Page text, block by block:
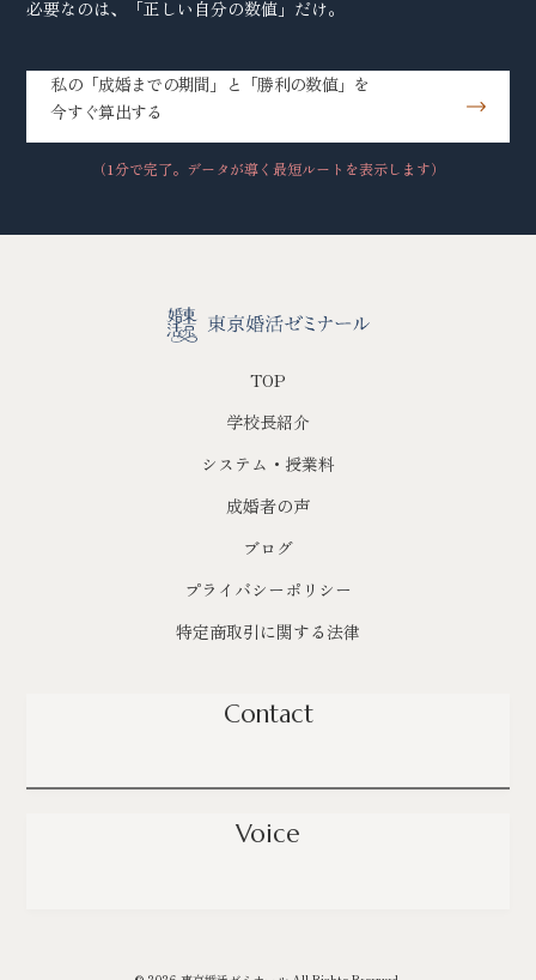
必要なのは、「正しい自分の数値」だけ。
私の「成婚までの期間」と「勝利の数値」を
今すぐ算出する
（1分で完了。データが導く最短ルートを表示します）
TOP
学校長紹介
システム・授業料
成婚者の声
ブログ
プライバシーポリシー
特定商取引に関する法律
Contact
Voice